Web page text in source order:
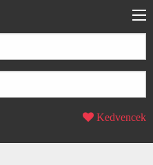
Kedvencek